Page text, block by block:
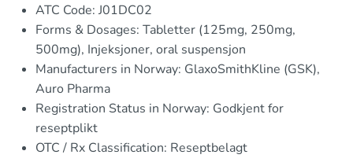
ATC Code: J01DC02
Forms & Dosages: Tabletter (125mg, 250mg,
500mg), Injeksjoner, oral suspensjon
Manufacturers in Norway: GlaxoSmithKline (GSK),
Auro Pharma
Registration Status in Norway: Godkjent for
reseptplikt
OTC / Rx Classification: Reseptbelagt